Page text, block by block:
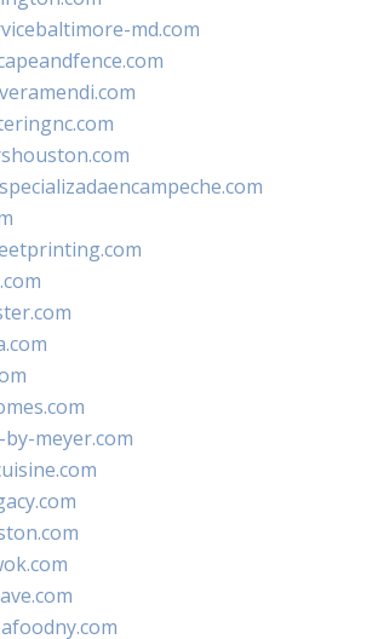
md.com
meyer.com